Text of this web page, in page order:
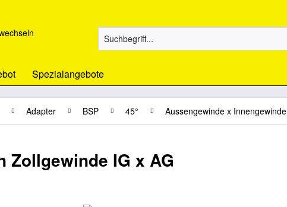
Spezialangebote
Adapter BSP 45° Aussengewinde x Innengewinde
Zollgewinde IG x AG